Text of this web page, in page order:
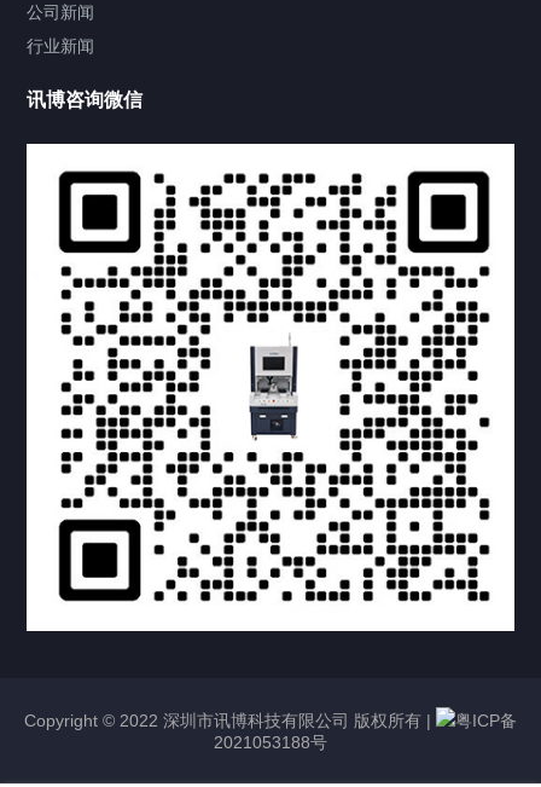
公司新闻
行业新闻
讯博咨询微信
Copyright © 2022 深圳市讯博科技有限公司 版权所有 |
粤ICP备
2021053188号